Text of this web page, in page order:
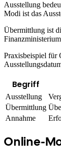
Ausstellung
Modi ist das
Übermittlung ist
Praxisbeispiel für
Begriff
Ausstellung
Übermittlung
Annahme
Online-